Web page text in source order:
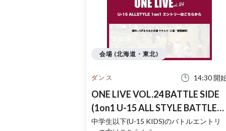
ダンス 14:30 開
ONE LIVE VOL.24 BATTLE SIDE
(1on1 U-15 ALL STYLE BATTLE
SIDE)
中学生以下(U-15 KIDS)のバトルエントリ
会場 (北海道・東北)